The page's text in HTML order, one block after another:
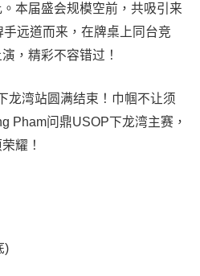
本届盛会规模空前，共吸引来
远道而来，在牌桌上同台竞
，精彩不容错过！
)